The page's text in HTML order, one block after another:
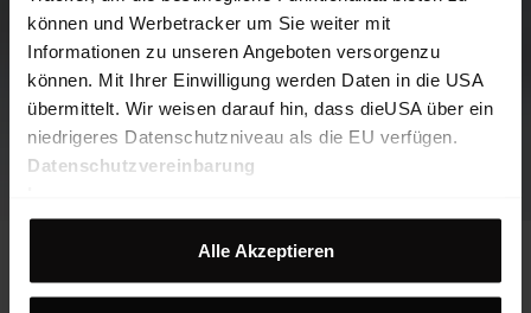
können und Werbetracker um Sie weiter mit
Informationen zu unseren Angeboten versorgenzu
können. Mit Ihrer Einwilligung werden Daten in die USA
übermittelt. Wir weisen darauf hin, dass dieUSA über ein
niedrigeres Datenschutzniveau als die EU verfügen.
Datenschutzvereinbarung
Alle Akzeptieren